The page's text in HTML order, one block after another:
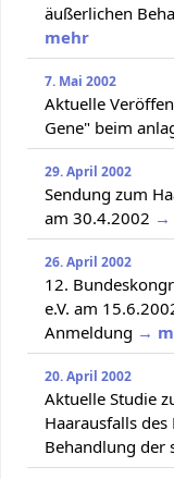
äußerlichen
mehr
7. Mai 2002
Aktuelle
Gene" beim
29. April 2002
Sendung zum
am 30.4.2002 →
26. April 2002
12.
e.V. am
Anmeldung →
20. April 2002
Aktuelle Studie
Haarausfalls
Behandlung der